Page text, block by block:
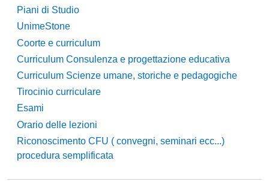
Piani di Studio
UnimeStone
Coorte e curriculum
Curriculum Consulenza e progettazione educativa
Curriculum Scienze umane, storiche e pedagogiche
Tirocinio curriculare
Esami
Orario delle lezioni
Riconoscimento CFU ( convegni, seminari ecc...)
procedura semplificata